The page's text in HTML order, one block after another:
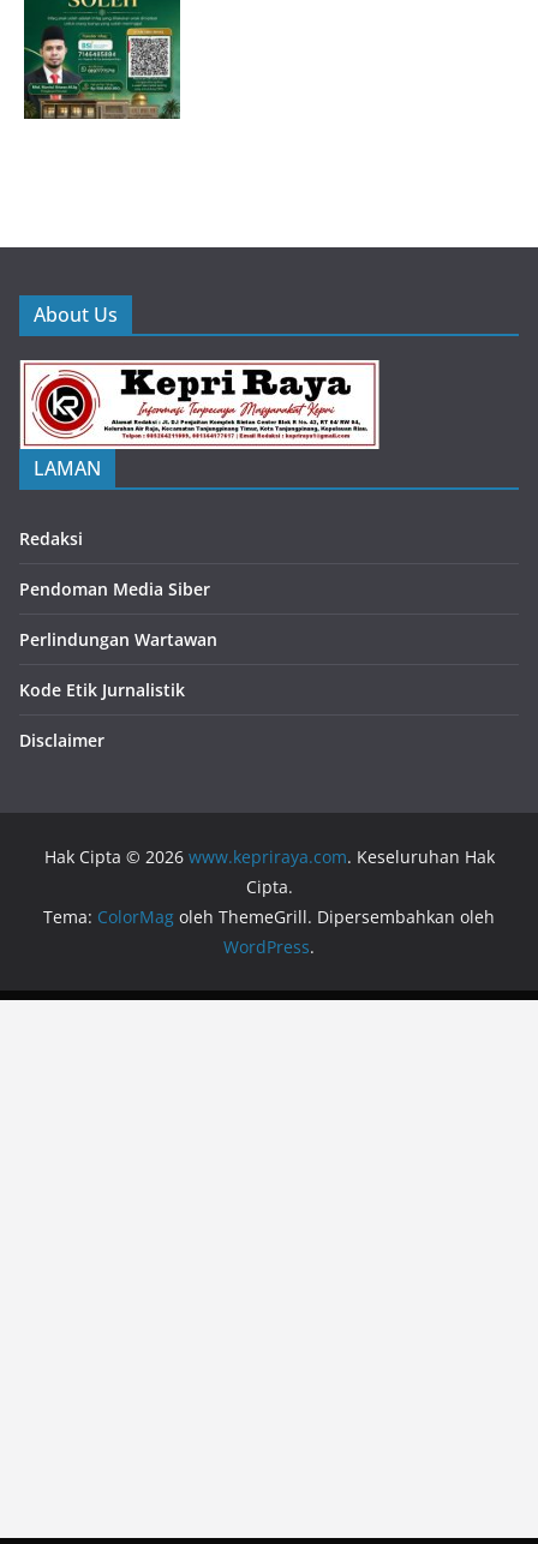
About Us
LAMAN
Redaksi
Pendoman Media Siber
Perlindungan Wartawan
Kode Etik Jurnalistik
Disclaimer
Hak Cipta © 2026 www.kepriraya.com. Keseluruhan Hak
Cipta.
Tema: ColorMag oleh ThemeGrill. Dipersembahkan oleh
WordPress.